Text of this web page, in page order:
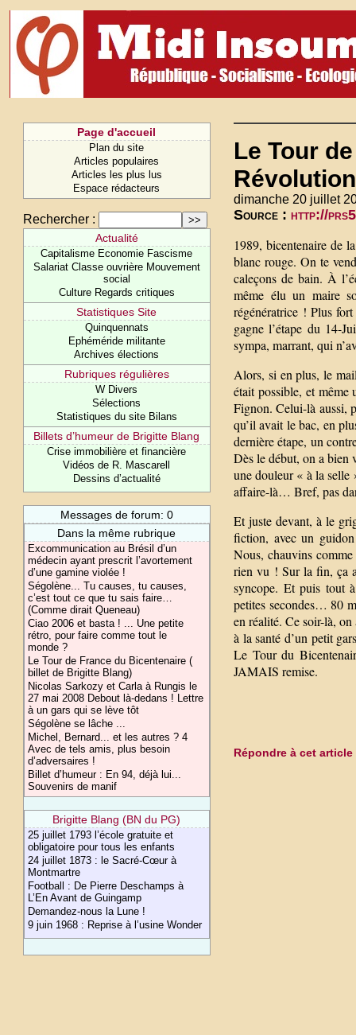
Page d'accueil
Plan du site
Articles populaires
Articles les plus lus
Espace rédacteurs
Rechercher :
Actualité
Capitalisme Economie Fascisme
Salariat Classe ouvrière Mouvement
social
Culture Regards critiques
Statistiques Site
Quinquennats
Ephéméride militante
Archives élections
Rubriques régulières
W Divers
Sélections
Statistiques du site Bilans
Billets d’humeur de Brigitte Blang
Crise immobilière et financière
Vidéos de R. Mascarell
Dessins d’actualité
Messages de forum: 0
Dans la même rubrique
Excommunication au Brésil d’un
médecin ayant prescrit l’avortement
d’une gamine violée !
Ségolène... Tu causes, tu causes,
c’est tout ce que tu sais faire…
(Comme dirait Queneau)
Ciao 2006 et basta ! ... Une petite
rétro, pour faire comme tout le
monde ?
Le Tour de France du Bicentenaire (
billet de Brigitte Blang)
Nicolas Sarkozy et Carla à Rungis le
27 mai 2008 Debout là-dedans ! Lettre
à un gars qui se lève tôt
Ségolène se lâche ...
Michel, Bernard... et les autres ? 4
Avec de tels amis, plus besoin
d’adversaires !
Billet d’humeur : En 94, déjà lui...
Souvenirs de manif
Brigitte Blang (BN du PG)
25 juillet 1793 l’école gratuite et
obligatoire pour tous les enfants
24 juillet 1873 : le Sacré-Cœur à
Montmartre
Football : De Pierre Deschamps à
L’En Avant de Guingamp
Demandez-nous la Lune !
9 juin 1968 : Reprise à l’usine Wonder
Le Tour
Révolution
dimanche 20 juillet
Source : http://
1989, bicentenaire de
blanc rouge. On te
caleçons de bain. À
même élu un maire
régénératrice ! Plus
gagne l’étape du 14-
sympa, marrant, qui
Alors, si en plus, le
était possible, et
Fignon. Celui-là aussi,
qu’il avait le bac, en
dernière étape, un
Dès le début, on a bien
une douleur « à la selle
affaire-là… Bref, pas
Et juste devant, à le
fiction, avec un
Nous, chauvins
rien vu ! Sur la fin, ça
syncope. Et puis tout
petites secondes… 80
en réalité. Ce soir-là,
à la santé d’un petit
Le Tour du
JAMAIS remise.
Répondre à cet article